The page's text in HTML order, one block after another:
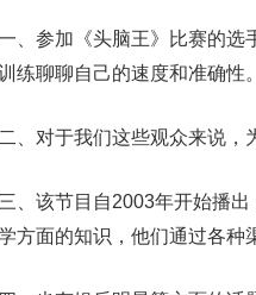
、参加《头脑王》比赛的选
练聊聊自己的速度和准确性。
二、对于我们这些观众来说，
三、该节目自2003年开始播
方面的知识，他们通过各种